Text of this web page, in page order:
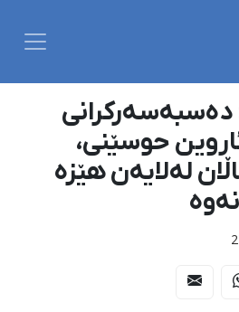
دەسبەسەرکرانی
حوسێنی،
١٦ ساڵان لەلایەن هێزە